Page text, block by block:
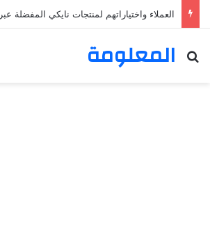
المعلومة
بحث عن